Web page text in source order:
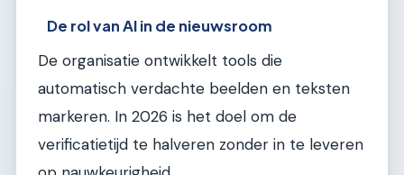
De rol van AI in de nieuwsroom
De organisatie ontwikkelt tools die
automatisch verdachte beelden en teksten
markeren. In 2026 is het doel om de
verificatietijd te halveren zonder in te leveren